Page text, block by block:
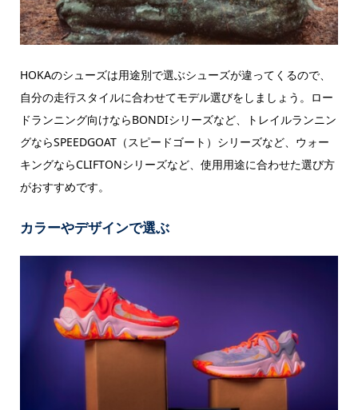
HOKAのシューズは用途別で選ぶシューズが違ってくるので、
自分の走行スタイルに合わせてモデル選びをしましょう。ロー
ドランニング向けならBONDIシリーズなど、トレイルランニン
グならSPEEDGOAT（スピードゴート）シリーズなど、ウォー
キングならCLIFTONシリーズなど、使用用途に合わせた選び方
がおすすめです。
カラーやデザインで選ぶ